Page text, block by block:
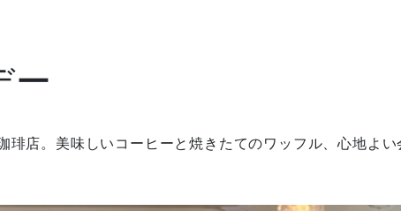
ー
琲店。美味しいコーヒーと焼きたてのワッフル、心地よ